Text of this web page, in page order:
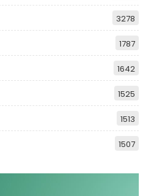
3278
1787
1642
1525
1513
1507